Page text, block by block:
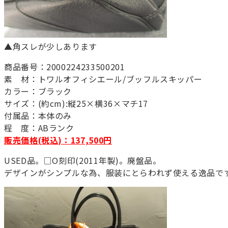
▲角スレが少しあります
商品番号：2000224233500201
素 材：トワルオフィシエール/ブッフルスキッパー
カラー：ブラック
サイズ：(約cm):縦25×横36×マチ17
付属品：本体のみ
程 度：ABランク
販売価格(税込)：137,500円
USED品。□O刻印(2011年製)。廃盤品。
デザインがシンプルな為、服装にとらわれず使える逸品で